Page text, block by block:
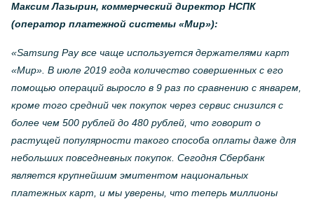
Максим Лазырин, коммерческий директор НСПК
(оператор платежной системы «Мир»):
«Samsung Payвсе чаще используется держателями карт
«Мир». В июле 2019 года количество совершенных с его
помощью операций выросло в 9 раз по сравнению с январем,
кроме того средний чек покупок через сервис снизился с
более чем 500 рублей до 480 рублей, что говорит о
растущей популярности такого способа оплаты даже для
небольших повседневных покупок. Сегодня Сбербанк
является крупнейшим эмитентом национальных
платежных карт, и мы уверены, что теперь миллионы